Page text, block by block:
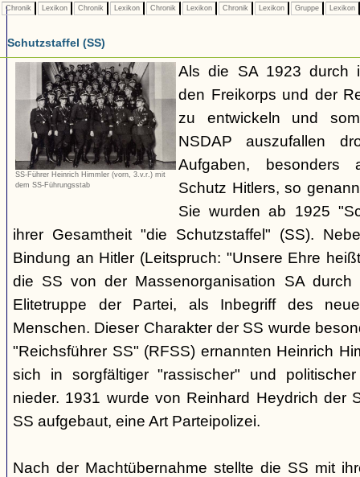
Chronik Lexikon Chronik Lexikon Chronik Lexikon Chronik Lexikon Gruppe Lexikon
Schutzstaffel (SS)
SS-Führer Heinrich Himmler (vorn, 3.v.r.) mit
dem SS-Führungsstab
Als die SA 1923 durch
den Freikorps und der
zu entwickeln und
NSDAP auszufallen
Aufgaben, besonders
Schutz Hitlers, so
Sie wurden ab 1925
ihrer Gesamtheit "die Schutzstaffel" (SS).
Bindung an Hitler (Leitspruch: "Unsere Ehre
die SS von der Massenorganisation SA durch
Elitetruppe der Partei, als Inbegriff des
Menschen. Dieser Charakter der SS wurde
"Reichsführer SS" (RFSS) ernannten Heinrich
sich in sorgfältiger "rassischer" und
nieder. 1931 wurde von Reinhard Heydrich der
SS aufgebaut, eine Art Parteipolizei.
Nach der Machtübernahme stellte die SS mit